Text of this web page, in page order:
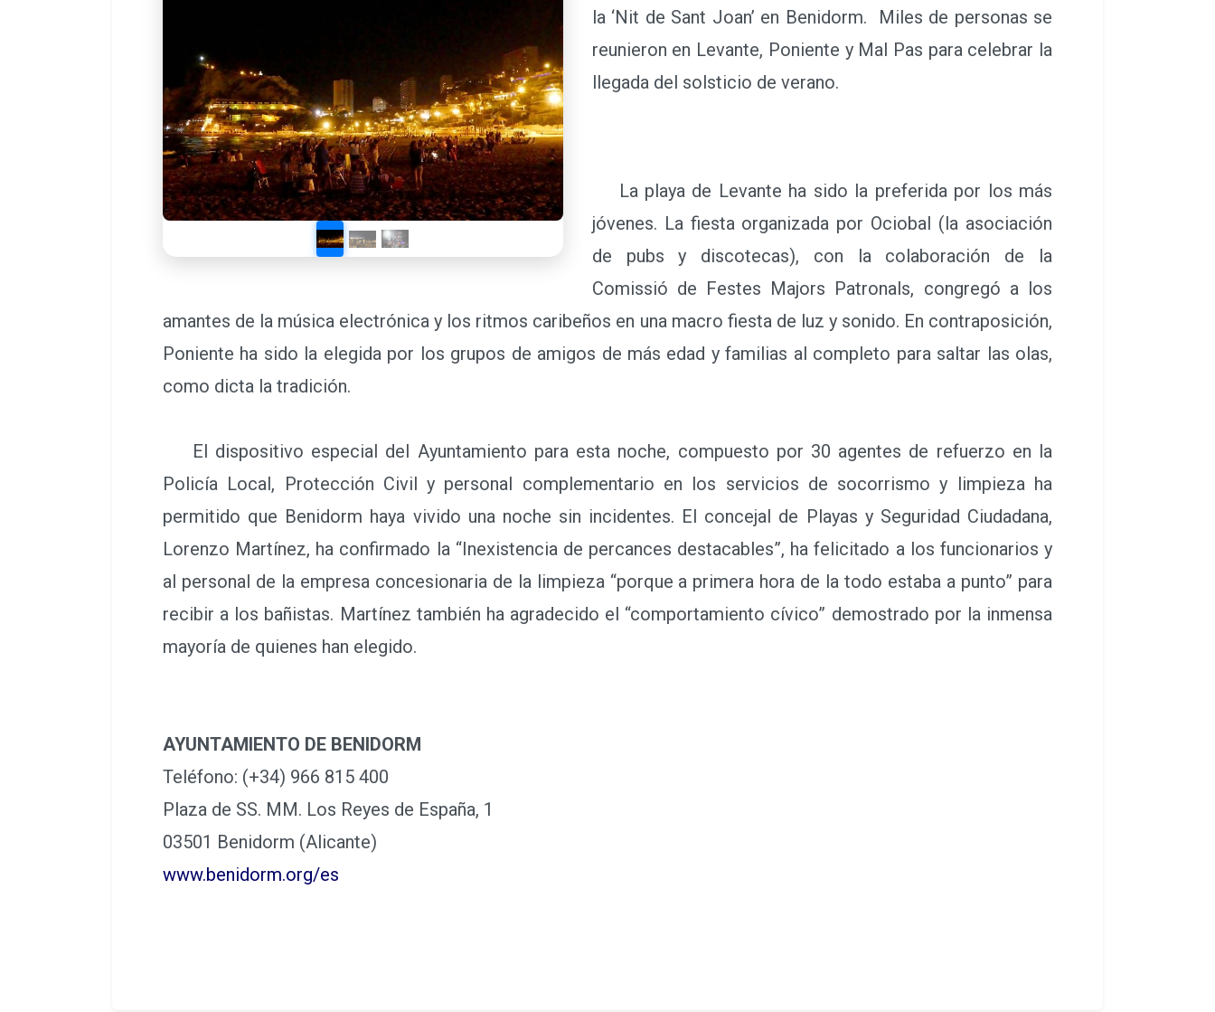
la ‘Nit de Sant Joan’ en Benidorm. Miles de personas se
reunieron en Levante, Poniente y Mal Pas para celebrar la
llegada del solsticio de verano.
La playa de Levante ha sido la preferida por los más
jóvenes. La fiesta organizada por Ociobal (la asociación
de pubs y discotecas), con la colaboración de la
Comissió de Festes Majors Patronals, congregó a los
amantes de la música electrónica y los ritmos caribeños en una macro fiesta de luz y sonido. En contraposición,
Poniente ha sido la elegida por los grupos de amigos de más edad y familias al completo para saltar las olas,
como dicta la tradición.
El dispositivo especial del Ayuntamiento para esta noche, compuesto por 30 agentes de refuerzo en la
Policía Local, Protección Civil y personal complementario en los servicios de socorrismo y limpieza ha
permitido que Benidorm haya vivido una noche sin incidentes. El concejal de Playas y Seguridad Ciudadana,
Lorenzo Martínez, ha confirmado la “Inexistencia de percances destacables”, ha felicitado a los funcionarios y
al personal de la empresa concesionaria de la limpieza “porque a primera hora de la todo estaba a punto” para
recibir a los bañistas. Martínez también ha agradecido el “comportamiento cívico” demostrado por la inmensa
mayoría de quienes han elegido.
AYUNTAMIENTO DE BENIDORM
Teléfono: (+34) 966 815 400
Plaza de SS. MM. Los Reyes de España, 1
03501 Benidorm (Alicante)
www.benidorm.org/es